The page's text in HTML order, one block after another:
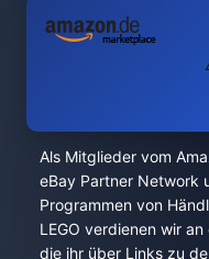
Als Mitglieder vom
eBay Partner Network
Programmen von
LEGO verdienen wir
die ihr über Links zu